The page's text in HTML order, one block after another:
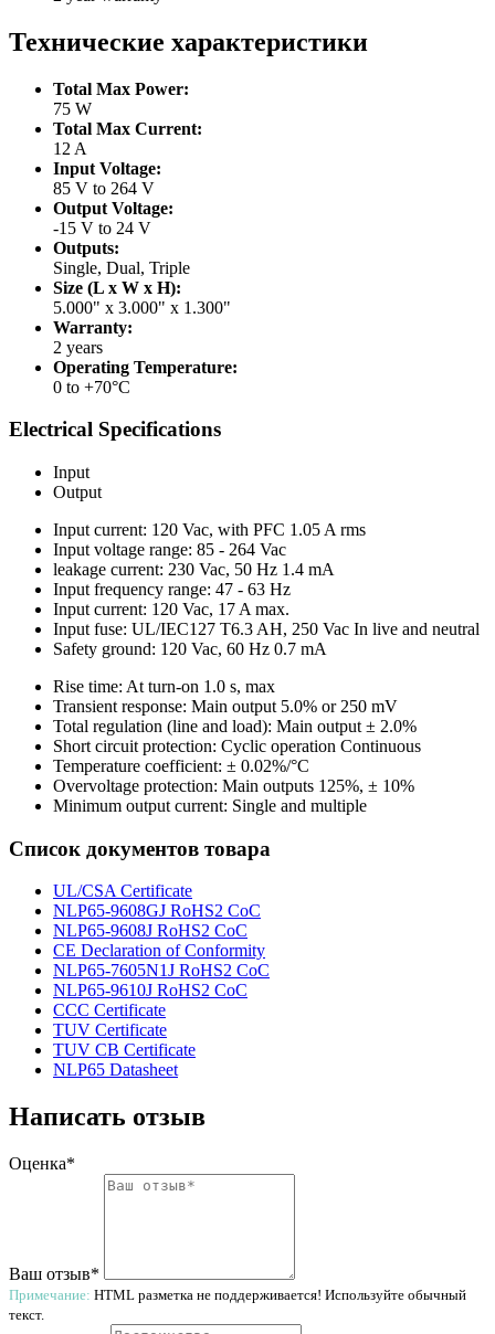
Технические характеристики
Total Max Power:
75 W
Total Max Current:
12 A
Input Voltage:
85 V to 264 V
Output Voltage:
-15 V to 24 V
Outputs:
Single, Dual, Triple
Size (L x W x H):
5.000" x 3.000" x 1.300"
Warranty:
2 years
Operating Temperature:
0 to +70°C
Electrical Specifications
Input
Output
Input current: 120 Vac, with PFC 1.05 A rms
Input voltage range: 85 - 264 Vac
leakage current: 230 Vac, 50 Hz 1.4 mA
Input frequency range: 47 - 63 Hz
Input current: 120 Vac, 17 A max.
Input fuse: UL/IEC127 T6.3 AH, 250 Vac In live and neutral
Safety ground: 120 Vac, 60 Hz 0.7 mA
Rise time: At turn-on 1.0 s, max
Transient response: Main output 5.0% or 250 mV
Total regulation (line and load): Main output ± 2.0%
Short circuit protection: Cyclic operation Continuous
Temperature coefficient: ± 0.02%/°C
Overvoltage protection: Main outputs 125%, ± 10%
Minimum output current: Single and multiple
Список документов товара
UL/CSA Certificate
NLP65-9608GJ RoHS2 CoC
NLP65-9608J RoHS2 CoC
CE Declaration of Conformity
NLP65-7605N1J RoHS2 CoC
NLP65-9610J RoHS2 CoC
CCC Certificate
TUV Certificate
TUV CB Certificate
NLP65 Datasheet
Написать отзыв
Оценка*
Ваш отзыв*
Примечание: HTML разметка не поддерживается! Используйте обычный
текст.